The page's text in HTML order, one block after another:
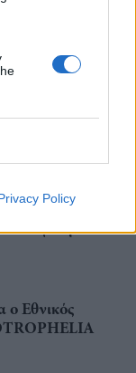
Policy
2026:
νέα γενιά
Χορηγός
ο Εθνικός